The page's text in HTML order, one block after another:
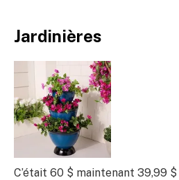
Jardinières
C’était 60 $ maintenant 39,99 $